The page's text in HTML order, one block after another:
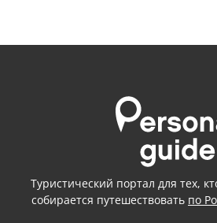
Туристический портал для тех,
собирается путешествовать по